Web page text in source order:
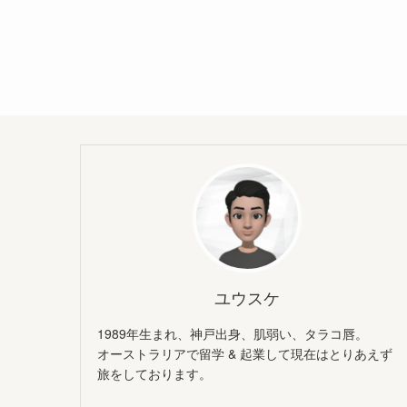
ユウスケ
1989年生まれ、神戸出身、肌弱い、タラコ唇。
オーストラリアで留学 & 起業して現在はとりあえず
旅をしております。